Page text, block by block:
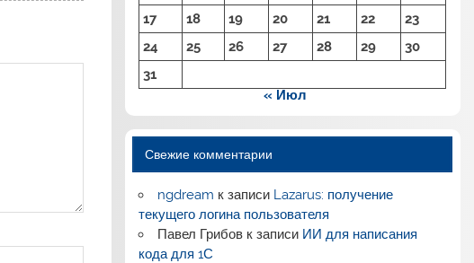
17
18 19 20 21 22
23
24
25 26 27 28 29
30
31
« Июл
Свежие комментарии
ngdream к записи Lazarus: получение
текущего логина пользователя
Павел Грибов к записи ИИ для написания
кода для 1С